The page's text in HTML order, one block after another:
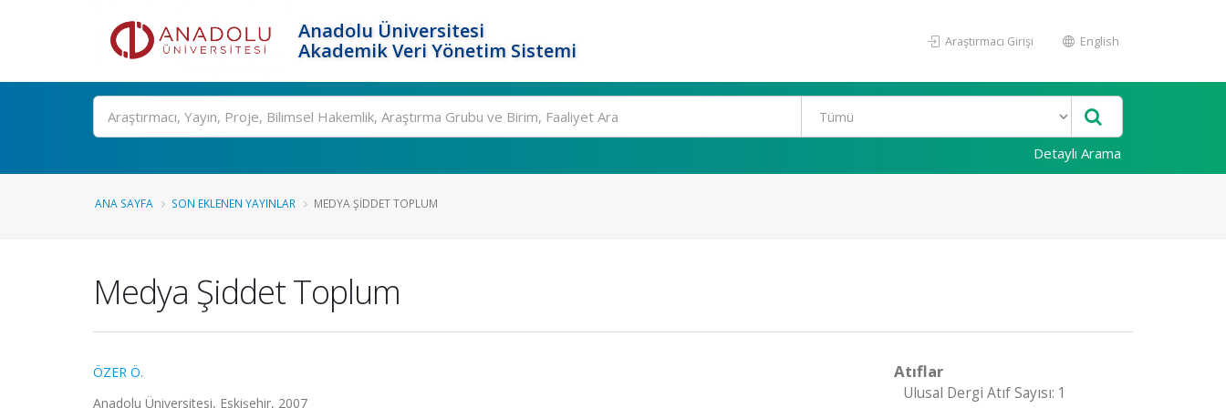
Anadolu Üniversitesi
Akademik Veri Yönetim Sistemi
Araştırmacı Girişi English
Ara
Detaylı Arama
ANA SAYFA SON EKLENEN YAYINLAR MEDYA ŞIDDET TOPLUM
Medya Şiddet Toplum
ÖZER Ö.
Anadolu Üniversitesi, Eskişehir, 2007
Atıflar
Ulusal Dergi Atıf Sayısı: 1